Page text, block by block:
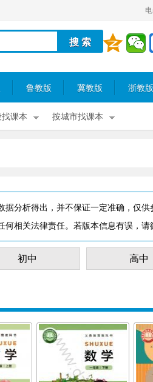
鲁教版 冀教版 浙教版
课本 按城市找课本
据分析得出，并不保证一定准确，仅
相关法律责任。若版本信息有误，请
初中 高中